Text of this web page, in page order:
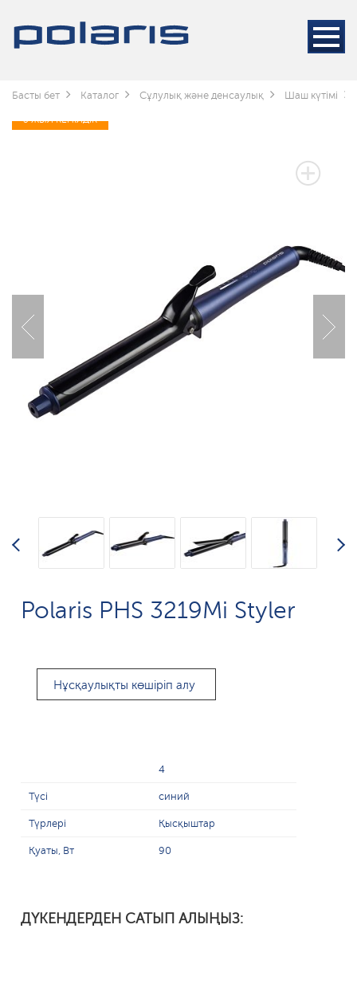
Басты бет Каталог Сұлулық және денсаулық Шаш күтімі
3 ЖЫЛ КЕПІЛДІК
Polaris PHS 3219Mi Styler
Нұсқаулықты көшіріп алу
4
Түсі синий
Түрлері Қысқыштар
Қуаты, Вт 90
ДҮКЕНДЕРДЕН САТЫП АЛЫҢЫЗ: